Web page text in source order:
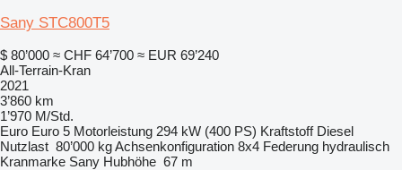
Sany STC800T5
$ 80’000 ≈ CHF 64’700 ≈ EUR 69’240
All-Terrain-Kran
2021
3’860 km
1’970 M/Std.
Euro Euro 5 Motorleistung 294 kW (400 PS) Kraftstoff Diesel
Nutzlast 80’000 kgAchsenkonfiguration 8x4 Federung hydraulisch
Kranmarke Sany Hubhöhe 67 m